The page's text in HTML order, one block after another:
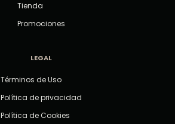
Tienda
Promociones
LEGAL
Términos de Uso
Política de privacidad
Política de Cookies